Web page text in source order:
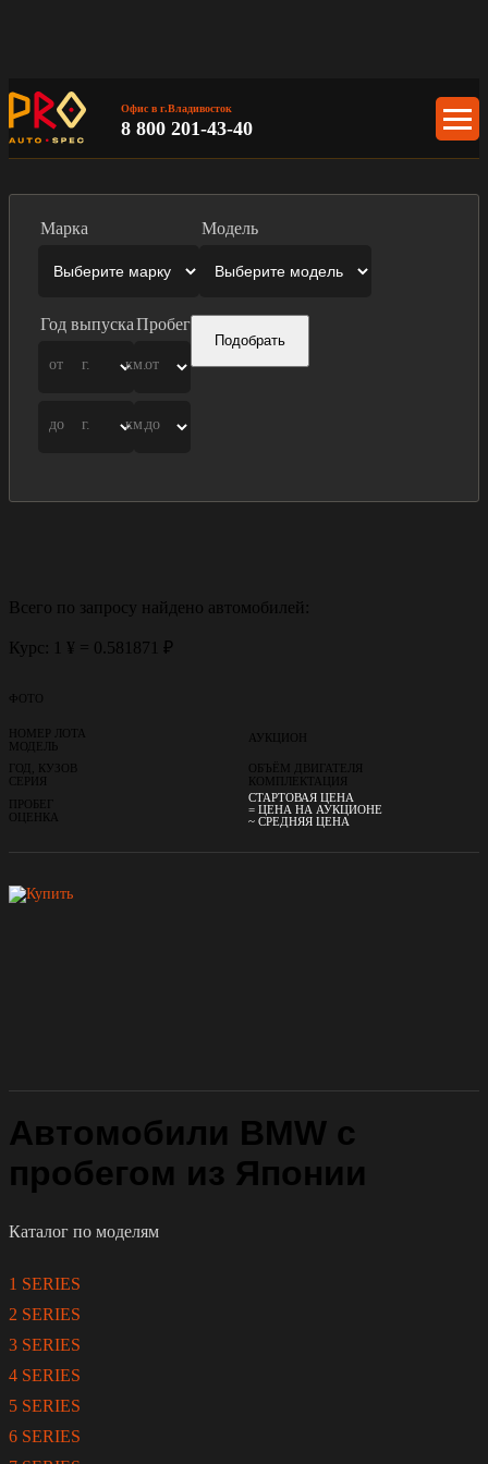
Офис в г.Владивосток
8 800 201-43-40
Марка Модель
Год выпуска
от г.
до г.
Пробег
от
км.
до
км.
Подобрать
Всего по запросу найдено автомобилей:
Курс: 1 ¥ = 0.581871 ₽
ФОТО
НОМЕР ЛОТА
МОДЕЛЬ
АУКЦИОН
ГОД, КУЗОВ
СЕРИЯ
ОБЪЁМ ДВИГАТЕЛЯ
КОМПЛЕКТАЦИЯ
ПРОБЕГ
ОЦЕНКА
СТАРТОВАЯ ЦЕНА
= ЦЕНА НА АУКЦИОНЕ
~ СРЕДНЯЯ ЦЕНА
Автомобили BMW с
пробегом из Японии
Каталог по моделям
1 SERIES
2 SERIES
3 SERIES
4 SERIES
5 SERIES
6 SERIES